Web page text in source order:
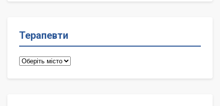
Терапевти
Терапевти